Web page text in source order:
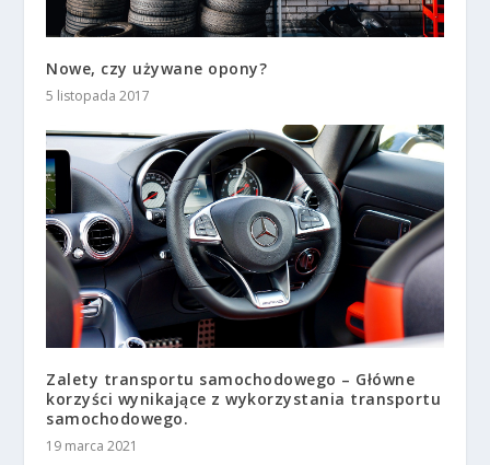
Nowe, czy używane opony?
5 listopada 2017
Zalety transportu samochodowego – Główne
korzyści wynikające z wykorzystania transportu
samochodowego.
19 marca 2021